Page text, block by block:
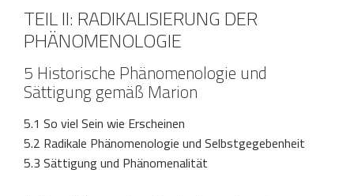
TEIL II: RADIKALISIERUNG DER
PHÄNOMENOLOGIE
5 Historische Phänomenologie und
Sättigung gemäß Marion
5.1 So viel Sein wie Erscheinen
5.2 Radikale Phänomenologie und Selbstgegebenheit
5.3 Sättigung und Phänomenalität